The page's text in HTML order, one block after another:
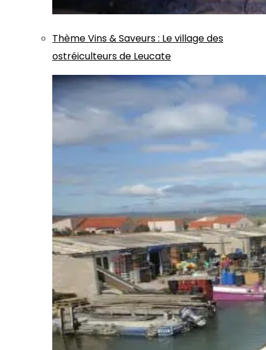
ThèmeVins & Saveurs: Le village des
ostréiculteurs de Leucate